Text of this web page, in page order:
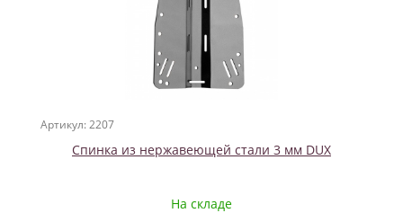
Артикул: 2207
Спинка из нержавеющей стали 3 мм DUX
На складе